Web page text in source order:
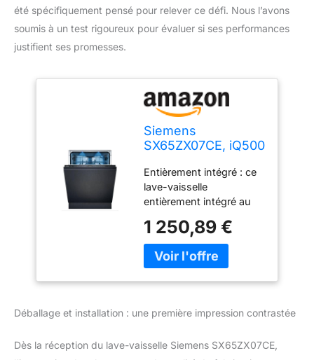
été spécifiquement pensé pour relever ce défi. Nous l’avons
soumis à un test rigoureux pour évaluer si ses performances
justifient ses promesses.
Siemens
SX65ZX07CE, iQ500
intelligent,
entièrement
intégré, XXL, tiroir à
couverts, fabriqué
en Allemagne,
séchage zéolithe,
extra silencieux,
aquaStop,
varioSpeed, avec
Entièrement intégré : ce
lave-vaisselle
entièrement intégré au
entièrement recouvert de
la façade du meuble
existante. Il s'intègre
partie avant n'est pas
silencieux : le programme
1 250,89 €
Déballage et installation : une première impression contrastée
Dès la réception du lave-vaisselle Siemens SX65ZX07CE,